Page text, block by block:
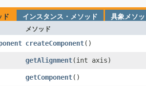
ド インスタンス・メソッド
具象メソ
メソッド
createComponent​()
getAlignment​(int axis)
getComponent​()